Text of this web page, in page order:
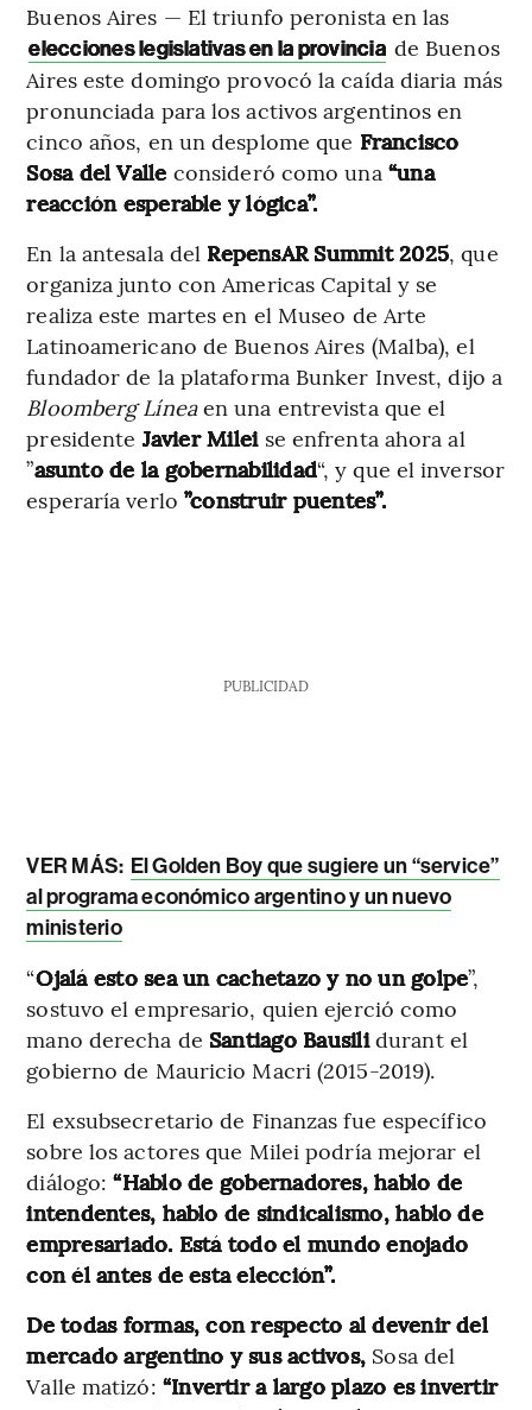
Buenos Aires — El triunfo peronista en las
elecciones legislativas en la provincia de Buenos
Aires este domingo provocó la caída diaria más
pronunciada para los activos argentinos en
cinco años, en un desplome que Francisco
Sosa del Valle consideró como una “una
reacción esperable y lógica”.
En la antesala del RepensAR Summit 2025, que
organiza junto con Americas Capital y se
realiza este martes en el Museo de Arte
Latinoamericano de Buenos Aires (Malba), el
fundador de la plataforma Bunker Invest, dijo a
Bloomberg Líneaen una entrevista que el
presidente Javier Milei se enfrenta ahora al
”asunto de la gobernabilidad“, y que el inversor
esperaría verlo ”construir puentes”.
PUBLICIDAD
VER MÁS: El Golden Boy que sugiere un “service”
al programa económico argentino y un nuevo
ministerio
“Ojalá esto sea un cachetazo y no un golpe”,
sostuvo el empresario, quien ejerció como
mano derecha de Santiago Bausilidurant el
gobierno de Mauricio Macri (2015-2019).
El exsubsecretario de Finanzas fue específico
sobre los actores que Milei podría mejorar el
diálogo: “Hablo de gobernadores, hablo de
intendentes, hablo de sindicalismo, hablo de
empresariado. Está todo el mundo enojado
con él antes de esta elección”.
De todas formas, con respecto al devenir del
mercado argentino y sus activos, Sosa del
Valle matizó: “Invertir a largo plazo es invertir